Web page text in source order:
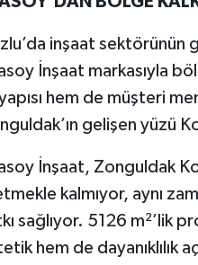
inşaat sektörünün
İnşaat markasıyla
hem de müşteri
gelişen yüzü
İnşaat, Zonguldak
kalmıyor, aynı
sağlıyor. 5126 m²’lik
hem de dayanıklılık